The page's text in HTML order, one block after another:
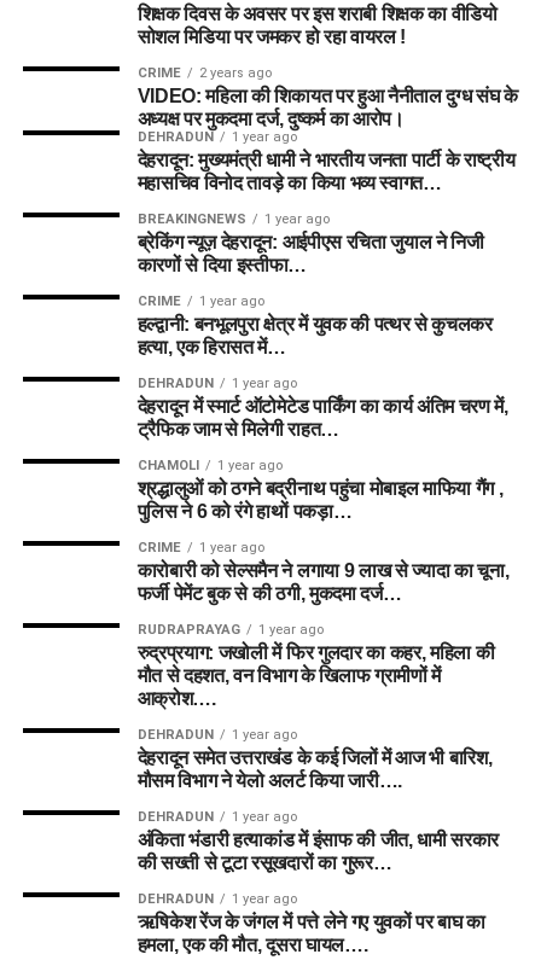
शिक्षक दिवस के अवसर पर इस शराबी शिक्षक का वीडियो
सोशल मिडिया पर जमकर हो रहा वायरल !
CRIME 2 years ago
VIDEO: महिला की शिकायत पर हुआ नैनीताल दुग्ध संघ के
अध्यक्ष पर मुकदमा दर्ज, दुष्कर्म का आरोप।
DEHRADUN 1 year ago
देहरादून: मुख्यमंत्री धामी ने भारतीय जनता पार्टी के राष्ट्रीय
महासचिव विनोद तावड़े का किया भव्य स्वागत…
BREAKINGNEWS 1 year ago
ब्रेकिंग न्यूज़ देहरादून: आईपीएस रचिता जुयाल ने निजी
कारणों से दिया इस्तीफा…
CRIME 1 year ago
हल्द्वानी: बनभूलपुरा क्षेत्र में युवक की पत्थर से कुचलकर
हत्या, एक हिरासत में…
DEHRADUN 1 year ago
देहरादून में स्मार्ट ऑटोमेटेड पार्किंग का कार्य अंतिम चरण में,
ट्रैफिक जाम से मिलेगी राहत…
CHAMOLI 1 year ago
श्रद्धालुओं को ठगने बद्रीनाथ पहुंचा मोबाइल माफिया गैंग ,
पुलिस ने 6 को रंगे हाथों पकड़ा…
CRIME 1 year ago
कारोबारी को सेल्समैन ने लगाया 9 लाख से ज्यादा का चूना,
फर्जी पेमेंट बुक से की ठगी, मुकदमा दर्ज…
RUDRAPRAYAG 1 year ago
रुद्रप्रयाग: जखोली में फिर गुलदार का कहर, महिला की
मौत से दहशत, वन विभाग के खिलाफ ग्रामीणों में
आक्रोश….
DEHRADUN 1 year ago
देहरादून समेत उत्तराखंड के कई जिलों में आज भी बारिश,
मौसम विभाग ने येलो अलर्ट किया जारी….
DEHRADUN 1 year ago
अंकिता भंडारी हत्याकांड में इंसाफ की जीत, धामी सरकार
की सख्ती से टूटा रसूखदारों का गुरूर…
DEHRADUN 1 year ago
ऋषिकेश रेंज के जंगल में पत्ते लेने गए युवकों पर बाघ का
हमला, एक की मौत, दूसरा घायल….